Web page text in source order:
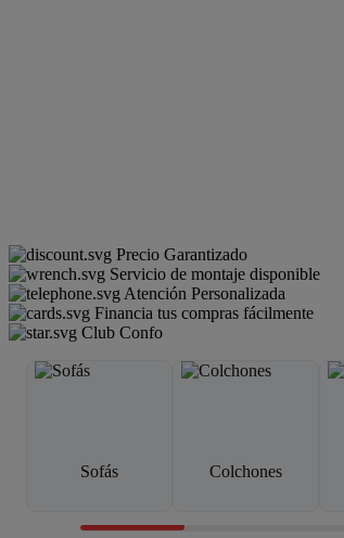
Precio Garantizado
Servicio de montaje disponible
Atención Personalizada
Financia tus compras fácilmente
Club Confo
Sofás Colchones